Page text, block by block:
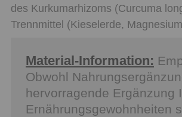
des Kurkumarhizoms (Curcuma
Trennmittel (Kieselerde,
Material-Information:
Obwohl
hervorragende Ergänzung
Ernährungsgewohnheiten